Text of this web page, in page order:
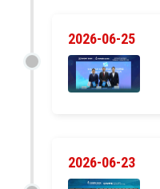
2026-06-25
2026-06-23